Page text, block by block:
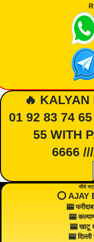
🔥
01 92 83 74
55 WITH
6666
सीधे
⭕️ AJAY
🎰
🎰
🎰 खाटू
🎰